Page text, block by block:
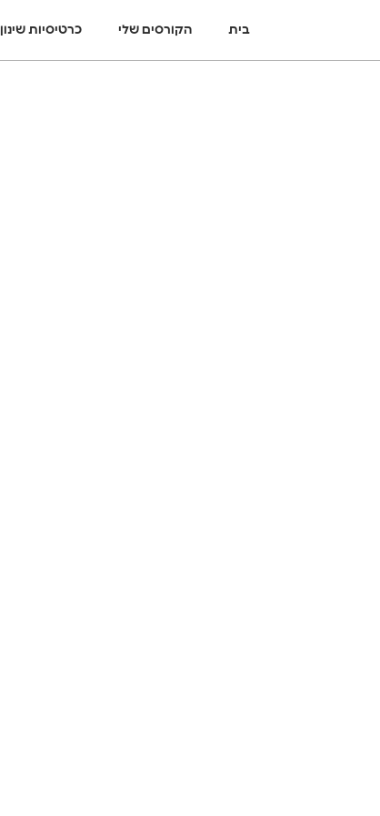
בית הקורסים שלי כרטיסיות שינון